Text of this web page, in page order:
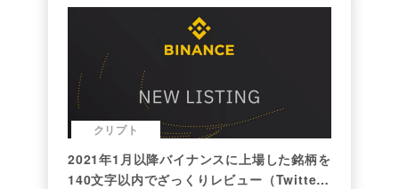
クリプト
2021年1月以降バイナンスに上場した銘柄を
140文字以内でざっくりレビュー（Twitter